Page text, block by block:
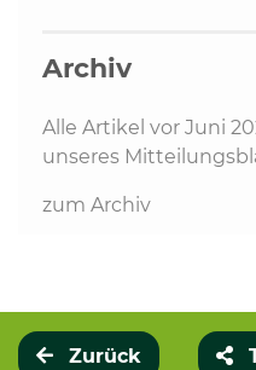
Archiv
Alle Artikel vor Juni
unseres
zum Archiv
Zurück